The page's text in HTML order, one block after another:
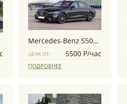
Mercedes-Benz S500 Long W223
ЦЕНА ОТ: 5500 Р/час
ПОДРОБНЕЕ